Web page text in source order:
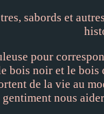
sabords et
pour
bois noir et le
de la vie au
gentiment nous